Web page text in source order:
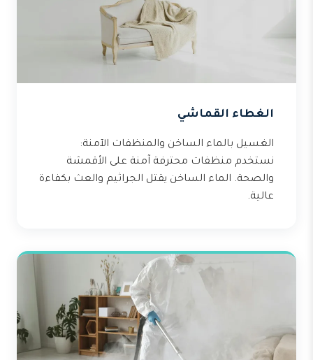
الغطاء القماشي
الغسيل بالماء الساخن والمنظفات الآمنة:
نستخدم منظفات محترفة آمنة على الأقمشة
والصحة. الماء الساخن يقتل الجراثيم والعث بكفاءة
عالية.